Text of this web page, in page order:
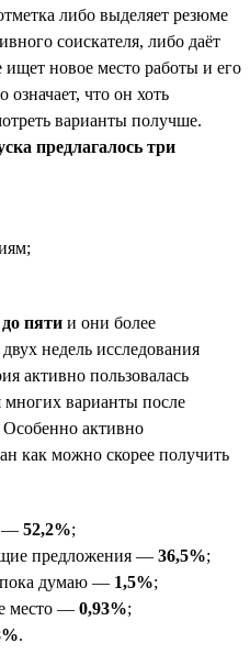
либо выделяет резюме
соискателя, либо даёт
ищет новое место работы и его
что он хоть
варианты получше.
предлагалось три
пяти и они более
недель исследования
активно пользовалась
многих варианты после
Особенно активно
как можно скорее получить
— 52,2%;
предложения — 36,5%;
пока думаю — 1,5%;
место — 0,93%;
.